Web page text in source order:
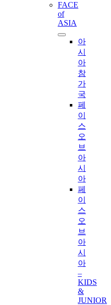
FACE
of
ASIA
아
시
아
참
가
국
페
이
스
오
브
아
시
아
페
이
스
오
브
아
시
아
–
KIDS
&
JUNIOR